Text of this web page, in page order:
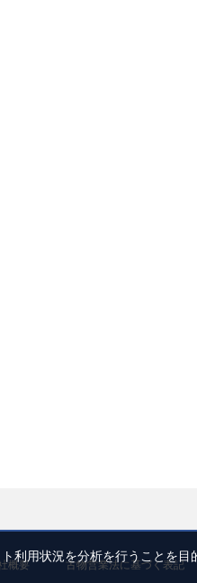
概要 古物営業法に基づく表記
用状況を分析を行うことを目